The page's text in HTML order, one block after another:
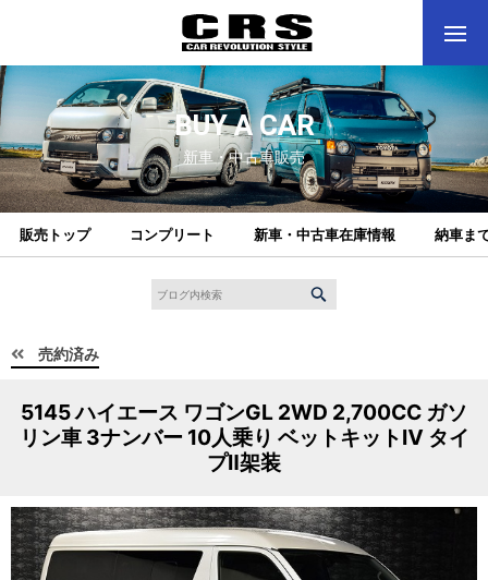
BUY A CAR
新車・中古車販売
販売トップ コンプリート 新車・中古車在庫情報 納車ま
売約済み
5145 ハイエース ワゴンGL 2WD 2,700CC ガソ
リン車 3ナンバー 10人乗り ベットキットⅣ タイ
プⅡ架装